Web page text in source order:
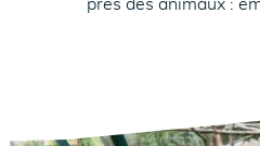
près des animaux :